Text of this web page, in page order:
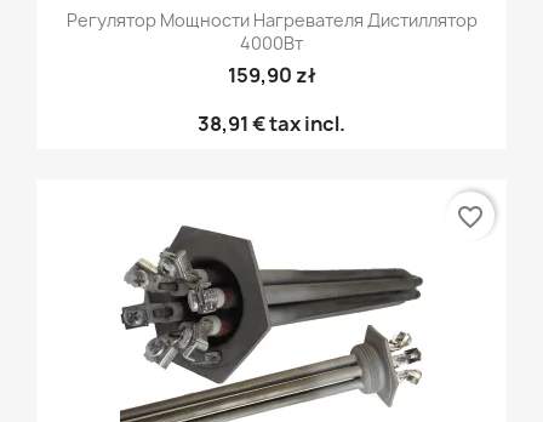
Регулятор Мощности Нагревателя Дистиллятор
4000Вт
159,90 zł
38,91 €tax incl.
favorite_border